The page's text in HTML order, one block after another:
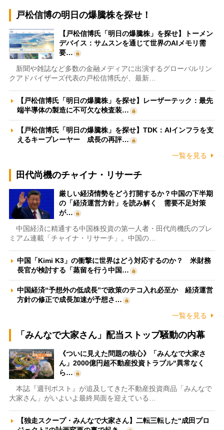
戸松信博の明日の爆騰株を探せ！
【戸松信博氏「明日の爆騰株」を探せ】トーメン
デバイス：サムスンを通じて世界のAIメモリ需
要…
新聞や雑誌など多数の金融メディアに出演するグローバルリン
クアドバイザーズ代表の戸松信博氏が、最新…
【戸松信博氏「明日の爆騰株」を探せ】レーザーテック：最先
端半導体の製造に不可欠な検査装…
【戸松信博氏「明日の爆騰株」を探せ】TDK：AIインフラを支
えるキープレーヤー 成長の再評…
一覧を見る
田代尚機のチャイナ・リサーチ
厳しい経済情勢をどう打開するか？中国の下半期
の「経済運営方針」を読み解く 需要不足対策
が…
中国経済に精通する中国株投資の第一人者・田代尚機氏のプレ
ミアム連載「チャイナ・リサーチ」。中国の…
中国「Kimi K3」の衝撃に世界はどう対応するのか？ 米財務
長官が検討する「蒸留を行う中国…
中国経済“予想外の低成長”で政策のテコ入れ必至か 経済運営
方針の修正で成長加速が予想さ…
一覧を見る
「みんなで大家さん」配当ストップ騒動の内幕
《ついに見えた問題の核心》「みんなで大家さ
ん」2000億円超不動産投資トラブル“異常なく
ら…
本誌『週刊ポスト』が追及してきた不動産投資商品「みんなで
大家さん」がいよいよ最終局面を迎えている…
【独走スクープ・みんなで大家さん】二転三転した“成田プロ